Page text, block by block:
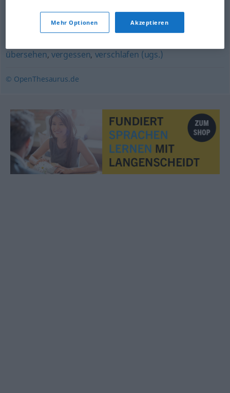
,anordnen,veranlassen,bestimmen,
entscheiden
übersehen, vergessen, verschlafen (ugs.)
© OpenThesaurus.de
Mehr Optionen Akzeptieren